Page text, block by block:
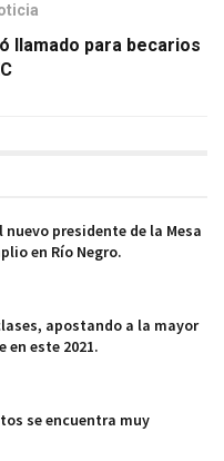
llamado para becarios
nuevo presidente de la Mesa
en Río Negro.
apostando a la mayor
en este 2021.
se encuentra muy